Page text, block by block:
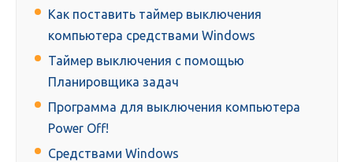
Как поставить таймер выключения
компьютера средствами Windows
Таймер выключения с помощью
Планировщика задач
Программа для выключения компьютера
Power Off!
Средствами Windows